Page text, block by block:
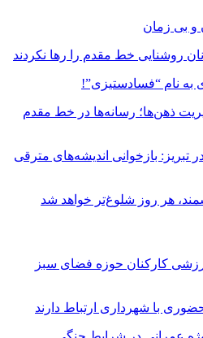
و بی زمان
به نام “فسادستیزی”!
ذهن‌ها؛ رسانه‌ها در خط مقدم
بازخوانی اندیشه‌های مترقی
هر روز شلوغ‌تر خواهد شد
ورزشی کارکنان حوزه فضای سبز